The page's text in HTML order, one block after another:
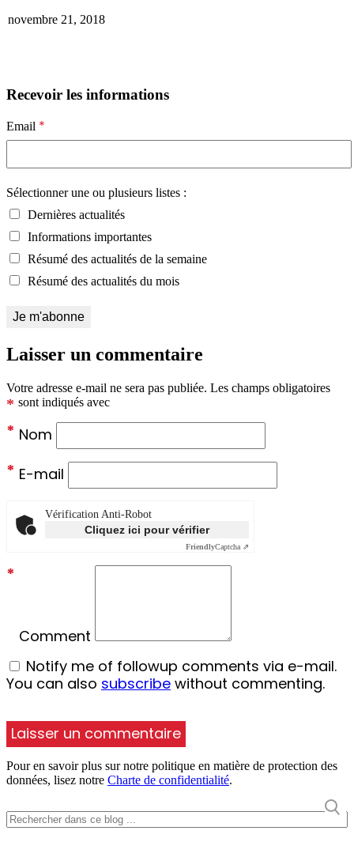
novembre 21, 2018
Recevoir les informations
Email *
Sélectionner une ou plusieurs listes :
Dernières actualités
Informations importantes
Résumé des actualités de la semaine
Résumé des actualités du mois
Laisser un commentaire
Votre adresse e-mail ne sera pas publiée. Les champs obligatoires
sont indiqués avec
*
Nom
*
E-mail
*
Vérification Anti-Robot
Cliquez ici pour vérifier
FriendlyCaptcha ⇗
Comment
*
Notify me of followup comments via e-mail.
You can also subscribe without commenting.
Pour en savoir plus sur notre politique en matière de protection des
données, lisez notre Charte de confidentialité.